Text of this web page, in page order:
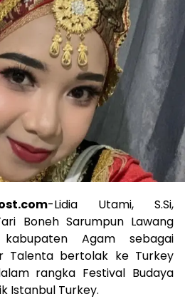
-Lidia Utami, S.Si,
Boneh Sarumpun Lawang
Agam sebagai
Talenta bertolak ke Turkey
rangka Festival Budaya
Istanbul Turkey.